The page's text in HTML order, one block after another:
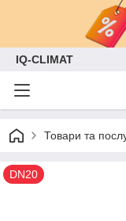
IQ-CLIMAT
Товари та
DN20